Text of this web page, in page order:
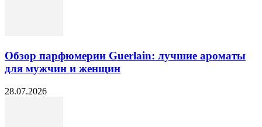
Обзор парфюмерии Guerlain: лучшие ароматы
для мужчин и женщин
28.07.2026